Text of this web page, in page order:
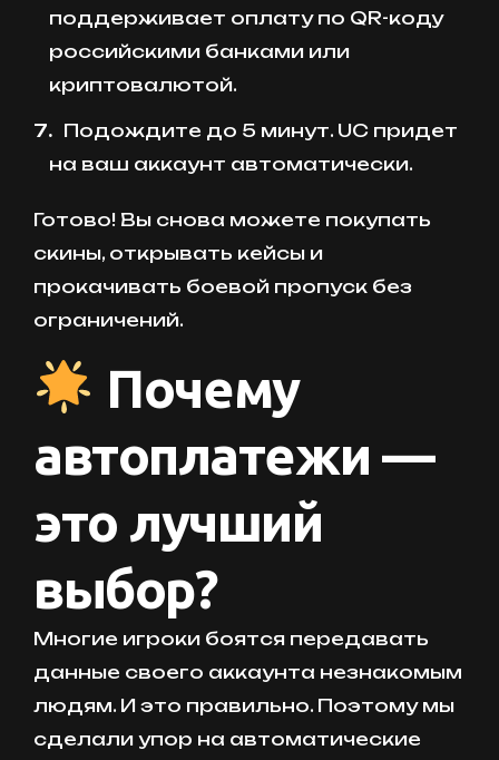
поддерживает оплату по QR-коду
российскими банками или
криптовалютой.
Подождите до 5 минут. UC придет
на ваш аккаунт автоматически.
Готово! Вы снова можете покупать
скины, открывать кейсы и
прокачивать боевой пропуск без
ограничений.
Почему
автоплатежи —
это лучший
выбор?
Многие игроки боятся передавать
данные своего аккаунта незнакомым
людям. И это правильно. Поэтому мы
сделали упор на автоматические